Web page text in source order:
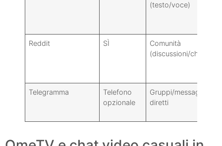
(testo/voce)
Reddit SÌ
Comunità
(discussioni/chat)
Telegramma
Telefono
opzionale
Gruppi/messaggi
diretti